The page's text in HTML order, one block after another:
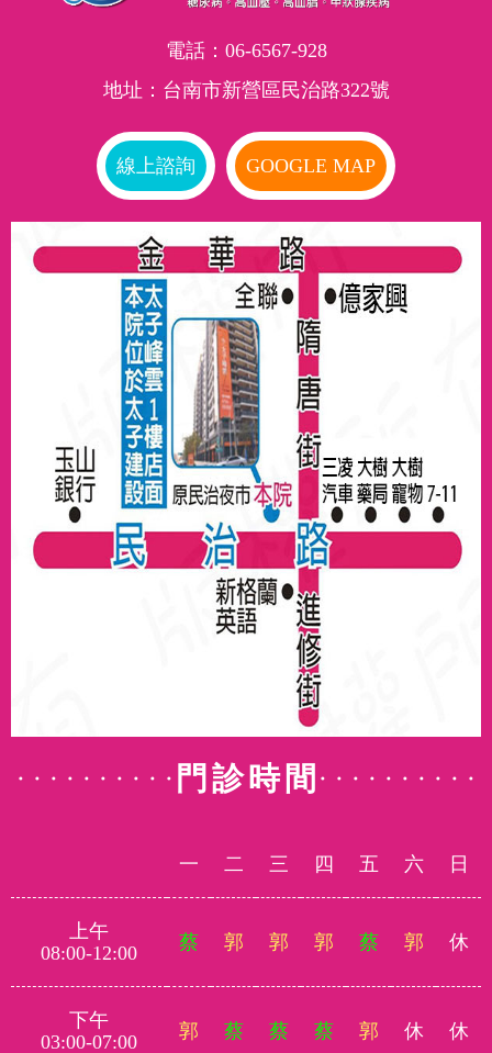
電話： 06-6567-928
地址：台南市新營區民治路322號
線上諮詢 GOOGLE MAP
門診時間
一 二 三 四 五 六 日
上午
08:00-12:00
蔡 郭 郭 郭 蔡 郭 休
下午
03:00-07:00
郭 蔡 蔡 蔡 郭 休 休